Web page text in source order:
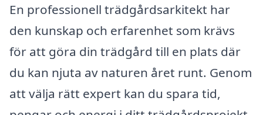
En professionell trädgårdsarkitekt har
den kunskap och erfarenhet som krävs
för att göra din trädgård till en plats där
du kan njuta av naturen året runt. Genom
att välja rätt expert kan du spara tid,